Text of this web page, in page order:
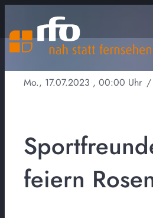
Mo., 17.07.2023 , 00:00 Uhr /
feiern